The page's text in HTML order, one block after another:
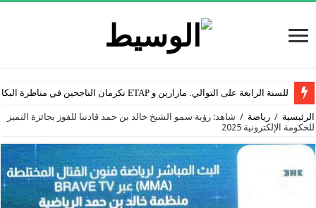
للسنة الرابعة على التوالي: مازارين و ETAP تكرمان الناجحين في مناظرة البكالوريا
الرئيسية / رياضة / شاهد: رؤية سمو الشيخ خالد بن حمد قادتنا للفوز بجائزة التميز
للحكومة الإلكترونية 2025